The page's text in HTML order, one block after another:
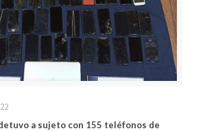
a sujeto con 155 teléfonos de